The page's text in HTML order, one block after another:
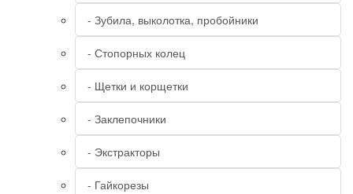
- Зубила, выколотка, пробойники
- Стопорных колец
- Щетки и корщетки
- Заклепочники
- Экстракторы
- Гайкорезы